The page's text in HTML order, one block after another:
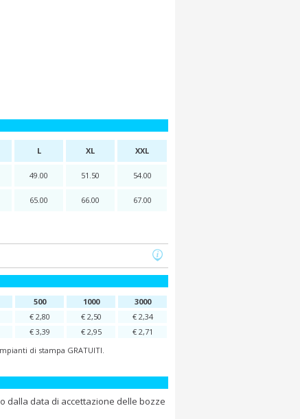
L XL XXL
49.00 51.50 54.00
65.00 66.00 67.00
500 1000
3000
€ 2,80 € 2,50
€ 2,34
€ 3,39 € 2,95
€ 2,71
di stampa GRATUITI.
dalla data di accettazione delle bozze